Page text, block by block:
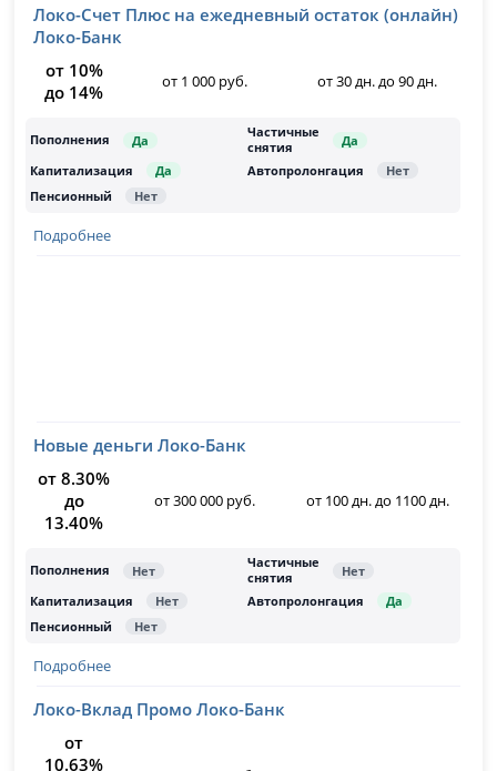
Локо-Счет Плюс на ежедневный остаток (онлайн)
Локо-Банк
от 10%
до 14%
от 1 000 руб. от 30 дн. до 90 дн.
Подробнее
Новые деньги Локо-Банк
от 8.30%
до
13.40%
от 300 000 руб. от 100 дн. до 1100 дн.
Подробнее
Локо-Вклад Промо Локо-Банк
от
10.63%